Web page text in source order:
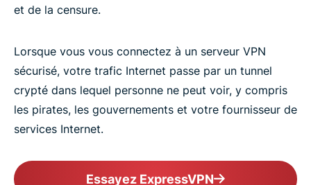
et de la censure.
Lorsque vous vous connectez à un serveur VPN
sécurisé, votre trafic Internet passe par un tunnel
crypté dans lequel personne ne peut voir, y compris
les pirates, les gouvernements et votre fournisseur de
services Internet.
Essayez ExpressVPN